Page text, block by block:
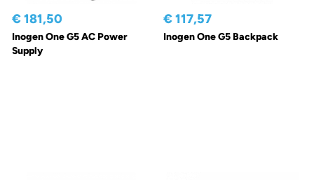
€ 181,50
Inogen One G5 AC Power
Supply
€ 117,57
Inogen One G5 Backpack